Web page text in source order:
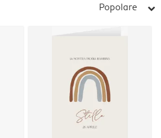
Popolare arrow_right